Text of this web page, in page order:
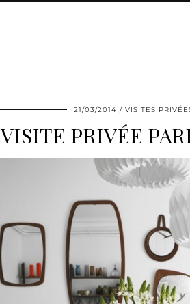
21/03/2014 VISITES
VISITE PRIVÉE